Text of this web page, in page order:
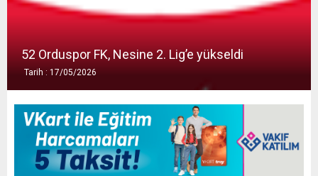
M
A
52 Orduspor FK, Nesine 2. Lig’e yükseldi
Tarih : 17/05/2026